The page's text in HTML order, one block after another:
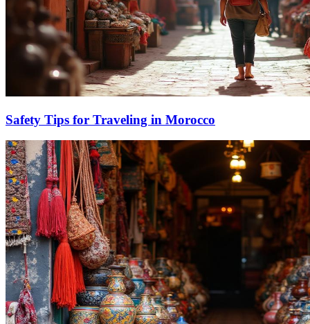
Safety Tips for Traveling in Morocco